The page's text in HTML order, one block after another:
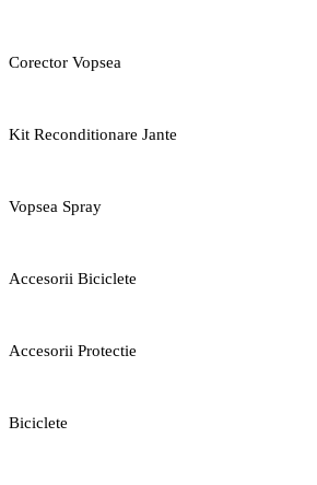
Corector Vopsea
Kit Reconditionare Jante
Vopsea Spray
Accesorii Biciclete
Accesorii Protectie
Biciclete